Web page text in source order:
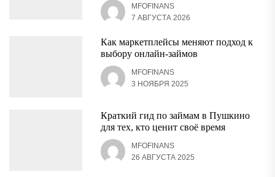
MFOFINANS
7 АВГУСТА 2026
Как маркетплейсы меняют подход к
выбору онлайн-займов
MFOFINANS
3 НОЯБРЯ 2025
Краткий гид по займам в Пушкино
для тех, кто ценит своё время
MFOFINANS
26 АВГУСТА 2025